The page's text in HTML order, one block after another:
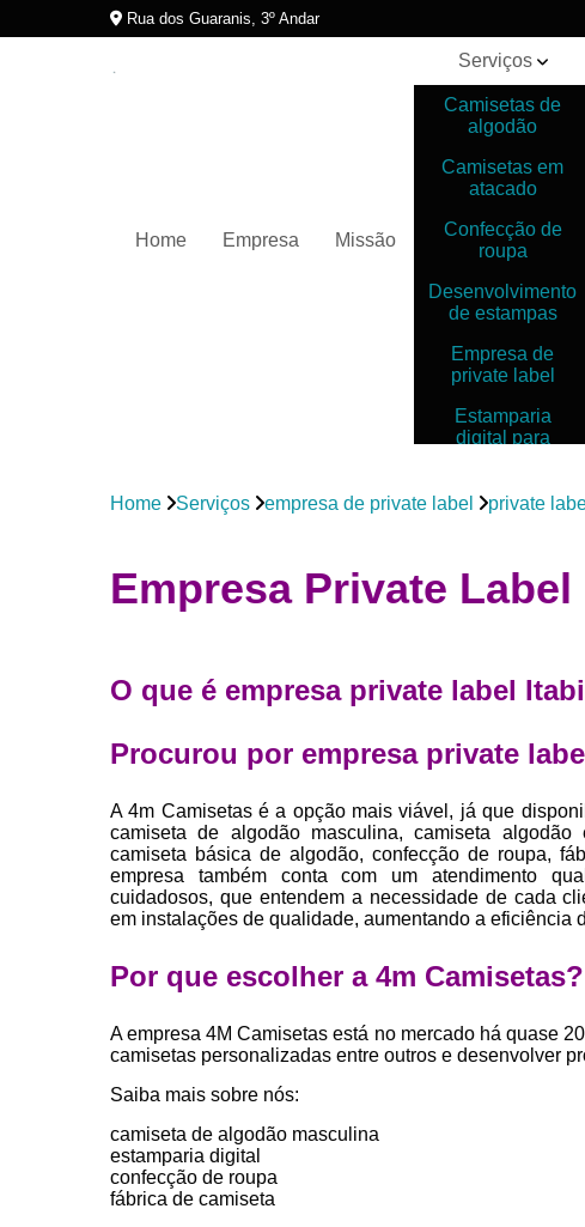
Rua dos Guaranis, 3º Andar
Home Empresa Missão
Serviços
Camisetas de
algodão
Camisetas em
atacado
Confecção de
roupa
Desenvolvimento
de estampas
Empresa de
private label
Estamparia
digital para
Estamparias
camiseta
para roupas
Sublimação
Home Serviços empresa de private label private
Empresa Private
O que é empresa private label
Procurou por empresa private
A 4m Camisetas é a opção mais viável, já que
camiseta de algodão masculina, camiseta
camiseta básica de algodão, confecção de roupa,
empresa também conta com um atendimento
cuidadosos, que entendem a necessidade de cada
em instalações de qualidade, aumentando a eficiência
Por que escolher a 4m Camisetas?
A empresa 4M Camisetas está no mercado há quase
camisetas personalizadas entre outros e desenvolver
Saiba mais sobre nós:
camiseta de algodão masculina
estamparia digital
confecção de roupa
fábrica de camiseta